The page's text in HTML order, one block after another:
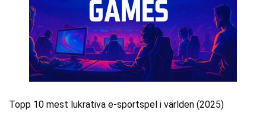
Topp 10 mest lukrativa e-sportspel i världen (2025)